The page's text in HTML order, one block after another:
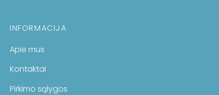
INFORMACIJA
Apie mus
Kontaktai
Pirkimo sąlygos